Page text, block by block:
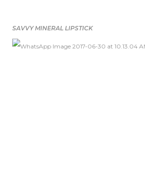
SAVVY MINERAL LIPSTICK